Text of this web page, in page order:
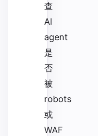
查
AI
agent
是
否
被
robots
或
WAF